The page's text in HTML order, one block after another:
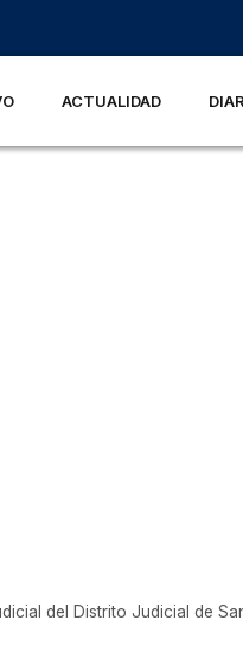
ACTUALIDAD
del Distrito Judicial de